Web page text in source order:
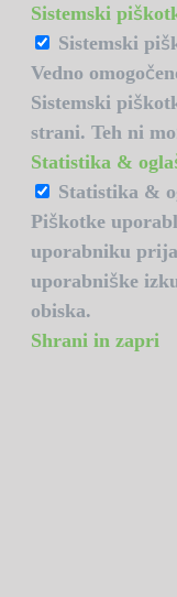
Sistemski
Sistemski
Vedno
Sistemski
strani. Teh ni
Statistika &
Statistika &
Piškotke
uporabniku
uporabniške
obiska.
Shrani in zapri